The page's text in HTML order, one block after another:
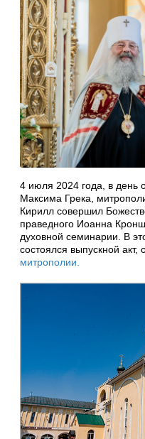
4 июля 2024 года, в день
Максима Грека,
Кирилл совершил
праведного Иоанна
духовной семинарии. В
состоялся выпускной акт,
митрополии.